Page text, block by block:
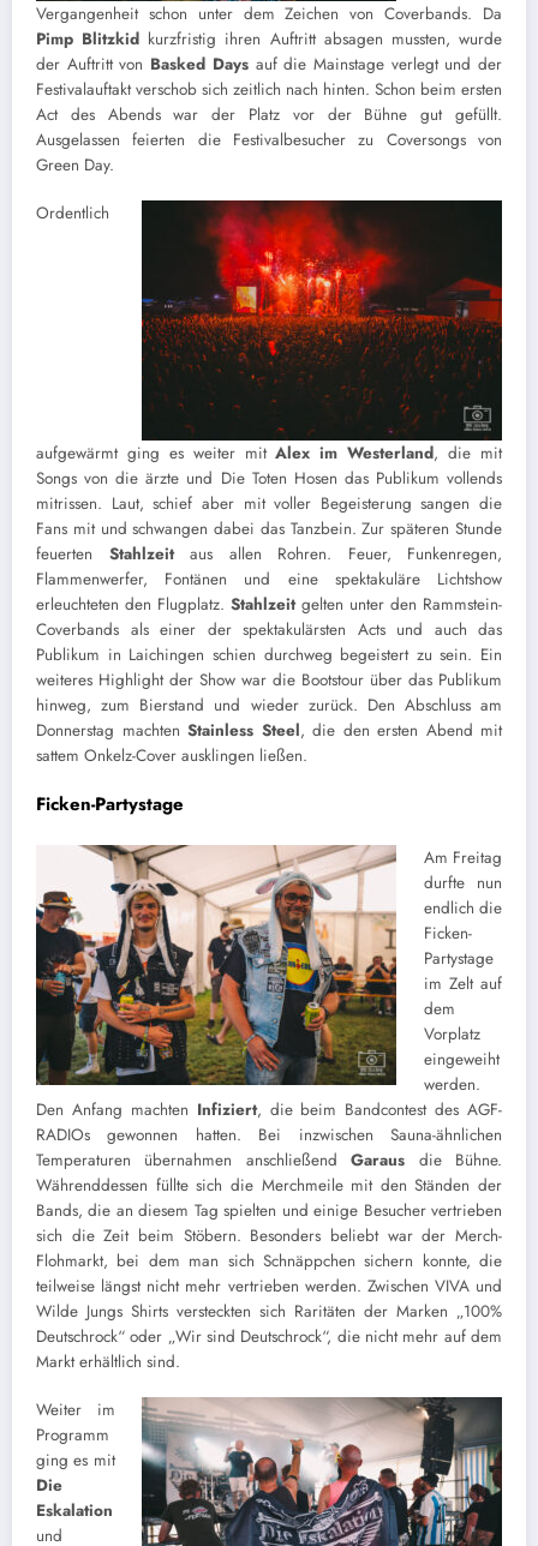
Vergangenheit schon unter dem Zeichen von Coverbands. Da
Pimp Blitzkid kurzfristig ihren Auftritt absagen mussten, wurde
der Auftritt von Basked Daysauf die Mainstage verlegt und der
Festivalauftakt verschob sich zeitlich nach hinten. Schon beim ersten
Act des Abends war der Platz vor der Bühne gut gefüllt.
Ausgelassen feierten die Festivalbesucher zu Coversongs von
Green Day.
Ordentlich
aufgewärmt ging es weiter mitAlex im Westerland, die mit
Songs vondie ärzte und Die Toten Hosen das Publikum vollends
mitrissen. Laut, schief aber mit voller Begeisterung sangen die
Fans mit und schwangen dabei das Tanzbein. Zur späteren Stunde
feuerten Stahlzeitaus allen Rohren. Feuer, Funkenregen,
Flammenwerfer, Fontänen und eine spektakuläre Lichtshow
erleuchteten den Flugplatz. Stahlzeitgelten unter den Rammstein-
Coverbands als einer der spektakulärsten Acts und auch das
Publikum in Laichingen schien durchweg begeistert zu sein. Ein
weiteres Highlight der Show war die Bootstour über das Publikum
hinweg, zum Bierstand und wieder zurück. Den Abschluss am
Donnerstag machten Stainless Steel, die den ersten Abend mit
sattem Onkelz-Cover ausklingen ließen.
Ficken-Partystage
Am Freitag
durfte nun
endlich die
Ficken-
Partystage
im Zelt auf
dem
Vorplatz
eingeweiht
werden.
Den Anfang machten Infiziert, die beim Bandcontest des AGF-
RADIOs gewonnen hatten. Bei inzwischen Sauna-ähnlichen
Temperaturen übernahmen anschließendGaraus die Bühne.
Währenddessen füllte sich die Merchmeile mit den Ständen der
Bands, die an diesem Tag spielten und einige Besucher vertrieben
sich die Zeit beim Stöbern. Besonders beliebt war der Merch-
Flohmarkt, bei dem man sich Schnäppchen sichern konnte, die
teilweise längst nicht mehr vertrieben werden. Zwischen VIVA und
Wilde Jungs Shirts versteckten sich Raritäten der Marken „100%
Deutschrock“ oder „Wir sind Deutschrock“, die nicht mehr auf dem
Markt erhältlich sind.
Weiter im
Programm
ging es mit
Die
Eskalation
und